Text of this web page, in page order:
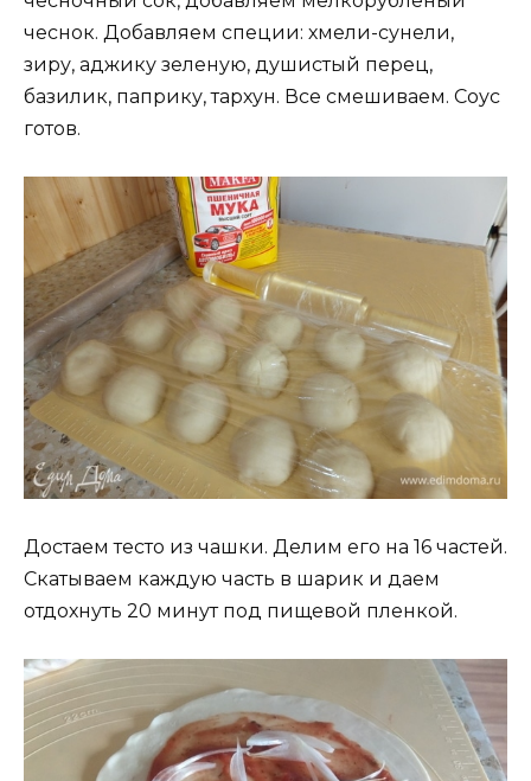
чеснок. Добавляем специи: хмели-сунели,
зиру, аджику зеленую, душистый перец,
базилик, паприку, тархун. Все смешиваем. Соус
готов.
Достаем тесто из чашки. Делим его на 16 частей.
Скатываем каждую часть в шарик и даем
отдохнуть 20 минут под пищевой пленкой.